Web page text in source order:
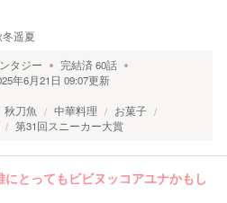
冬遥夏
タジー 完結済60話
年6月21日 09:07更新
秋刀魚 中華料理
お菓子
第31回スニーカー大賞
にとってもビビヌッコアユナかもし